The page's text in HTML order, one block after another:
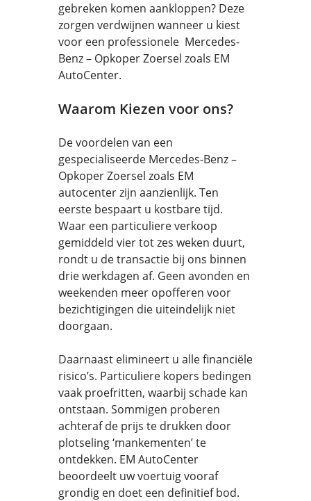
gebreken komen aankloppen? Deze
zorgen verdwijnen wanneer u kiest
voor een professionele Mercedes-
Benz – Opkoper Zoersel zoals EM
AutoCenter.
Waarom Kiezen voor ons?
De voordelen van een
gespecialiseerde Mercedes-Benz –
Opkoper Zoersel zoals EM
autocenter zijn aanzienlijk. Ten
eerste bespaart u kostbare tijd.
Waar een particuliere verkoop
gemiddeld vier tot zes weken duurt,
rondt u de transactie bij ons binnen
drie werkdagen af. Geen avonden en
weekenden meer opofferen voor
bezichtigingen die uiteindelijk niet
doorgaan.
Daarnaast elimineert u alle financiële
risico’s. Particuliere kopers bedingen
vaak proefritten, waarbij schade kan
ontstaan. Sommigen proberen
achteraf de prijs te drukken door
plotseling ‘mankementen’ te
ontdekken. EM AutoCenter
beoordeelt uw voertuig vooraf
grondig en doet een definitief bod.